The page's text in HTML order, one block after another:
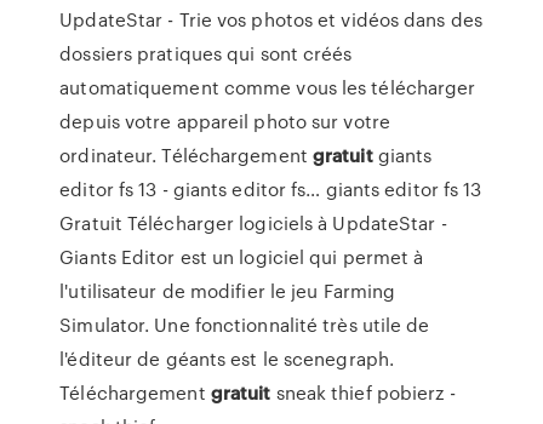
UpdateStar - Trie vos photos et vidéos dans des
dossiers pratiques qui sont créés
automatiquement comme vous les télécharger
depuis votre appareil photo sur votre
ordinateur.Téléchargement gratuitgiants
editor fs 13 - giants editor fs… giants editor fs 13
Gratuit Télécharger logiciels à UpdateStar -
Giants Editor est un logiciel qui permet à
l'utilisateur de modifier le jeu Farming
Simulator. Une fonctionnalité très utile de
l'éditeur de géants est le scenegraph.
Téléchargement gratuit sneak thief pobierz -